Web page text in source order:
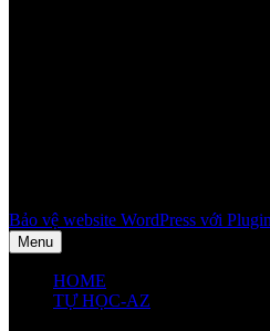
Bảo vệ website WordPress với
Menu
HOME
TỰ HỌC-AZ